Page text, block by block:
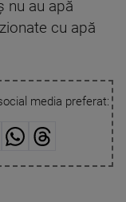
nu au apă
cu apă
media preferat: